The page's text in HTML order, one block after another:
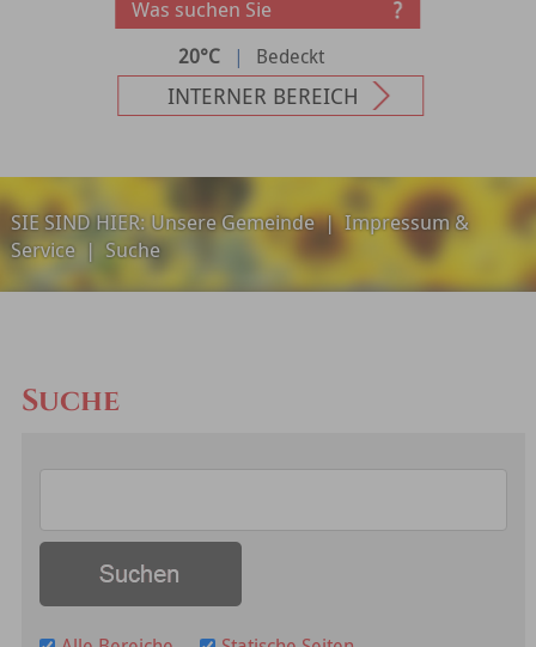
20°C | Bedeckt
INTERNER BEREICH
SIE SIND HIER:Unsere Gemeinde|Impressum &
Service | Suche
Suche